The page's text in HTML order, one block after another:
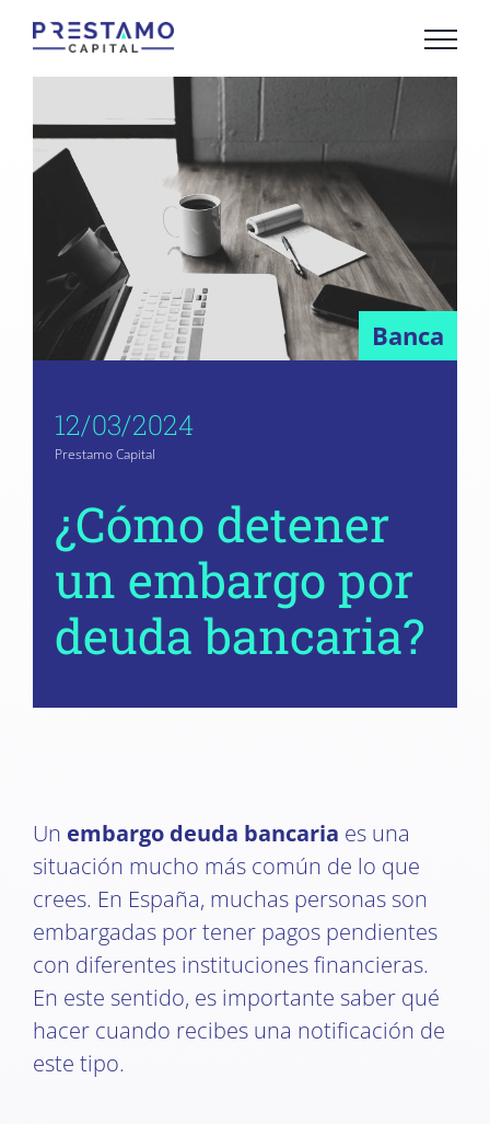
Saltar
contenido
Banca
12/03/2024
Prestamo Capital
¿Cómo detener
un embargo por
deuda bancaria?
Un embargo deuda bancaria es una
situación mucho más común de lo que
crees. En España, muchas personas son
embargadas por tener pagos pendientes
con diferentes instituciones financieras.
En este sentido, es importante saber qué
hacer cuando recibes una notificación de
este tipo.